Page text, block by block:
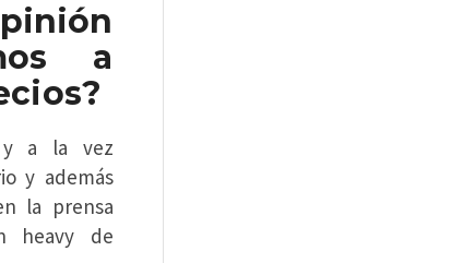
a
y a la vez
y además
la prensa
heavy de